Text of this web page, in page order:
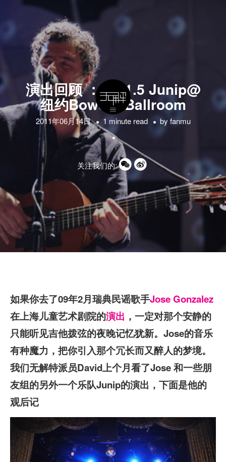
演出回顾 ：2011.5 Junip@
纽约Bowery Ballroom
2011年06月14日 1 minute read by fanmu
关注我们的:
如果你去了09年2月瑞典民谣歌手Jose Gonzalez
在上海儿童艺术剧院的演出 ，一定对那个安静的
只能听见吉他拨弦的夜晚记忆犹新。Jose的音乐
有种魔力，把你引入那个冗长而又醉人的梦境。
我们无解特派员David上个月看了Jose 和一些朋
友组的另外一个乐队Junip的演出，下面是他的
观后记